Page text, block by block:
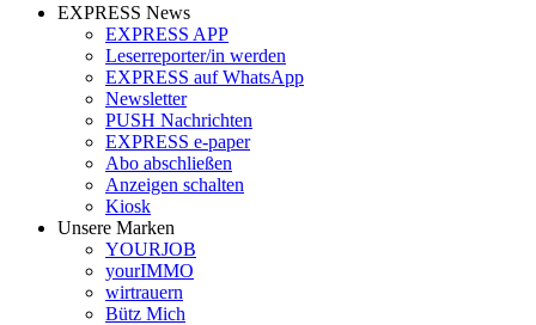
EXPRESS News
EXPRESS APP
Leserreporter/in werden
EXPRESS auf WhatsApp
Newsletter
PUSH Nachrichten
EXPRESS e-paper
Abo abschließen
Anzeigen schalten
Kiosk
Unsere Marken
YOURJOB
yourIMMO
wirtrauern
Bütz Mich